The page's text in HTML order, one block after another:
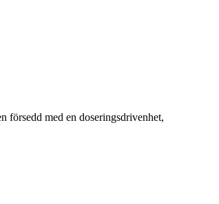
försedd med en doseringsdrivenhet,